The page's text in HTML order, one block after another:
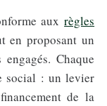
auxrègles
en proposant un
Chaque
social : un levier
de la